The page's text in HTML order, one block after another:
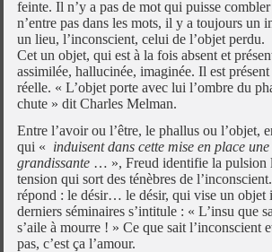
feinte. Il n’y a pas de mot qui puisse
n’entre pas dans les mots, il y a toujours un
un lieu, l’inconscient, celui de l’objet perdu.
Cet un objet, qui est à la fois absent et
assimilée, hallucinée, imaginée. Il est
réelle. « L’objet porte avec lui l’ombre du
chute » dit Charles Melman.
Entre l’avoir ou l’être, le phallus ou l’objet,
qui « induisent dans cette mise en place
grandissante … », Freud identifie la
tension qui sort des ténèbres de
répond : le désir… le désir, qui vise un objet
derniers séminaires s’intitule : « L’insu que
s’aile à mourre ! » Ce que sait l’inconscient
pas, c’est ça l’amour.